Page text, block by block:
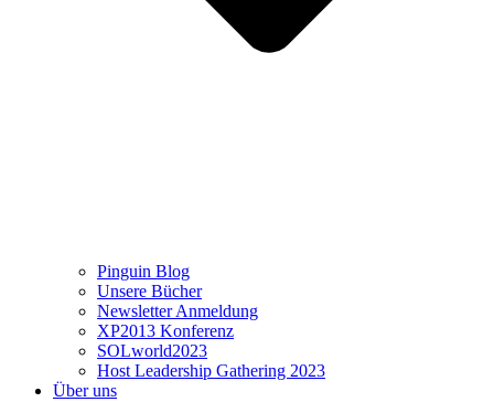
Pinguin Blog
Unsere Bücher
Newsletter Anmeldung
XP2013 Konferenz
SOLworld2023
Host Leadership Gathering 2023
Über uns